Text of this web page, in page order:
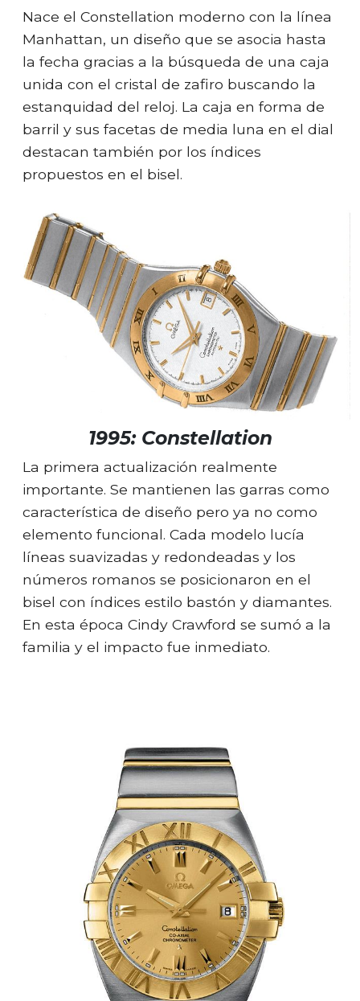
Nace el Constellation moderno con la línea
Manhattan, un diseño que se asocia hasta
la fecha gracias a la búsqueda de una caja
unida con el cristal de zafiro buscando la
estanquidad del reloj. La caja en forma de
barril y sus facetas de media luna en el dial
destacan también por los índices
propuestos en el bisel.
1995: Constellation
La primera actualización realmente
importante. Se mantienen las garras como
característica de diseño pero ya no como
elemento funcional. Cada modelo lucía
líneas suavizadas y redondeadas y los
números romanos se posicionaron en el
bisel con índices estilo bastón y diamantes.
En esta época Cindy Crawford se sumó a la
familia y el impacto fue inmediato.